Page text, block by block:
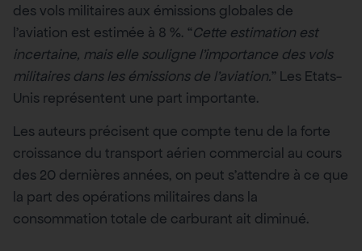
des vols militaires aux émissions globales de
l’aviation est estimée à 8 %. “Cette estimation est
incertaine, mais elle souligne l’importance des vols
militaires dans les émissions de l’aviation.” Les Etats-
Unis représentent une part importante.
Les auteurs précisent que compte tenu de la forte
croissance du transport aérien commercial au cours
des 20 dernières années, on peut s’attendre à ce que
la part des opérations militaires dans la
consommation totale de carburant ait diminué.